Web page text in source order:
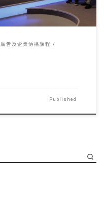
廣告及企業傳播課程
Published